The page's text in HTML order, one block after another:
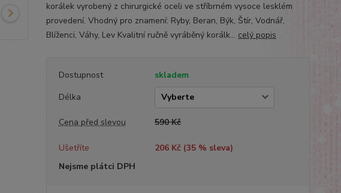
korálek vyrobený z chirurgické oceli ve stříbrném vysoce lesklém
provedení. Vhodný pro znamení: Ryby, Beran, Býk, Štír, Vodnář,
Blíženci, Váhy, Lev Kvalitní ručně vyráběný korálk... celý popis
Dostupnost
skladem
Délka
Cena před slevou 590 Kč
Ušetříte 206 Kč (35% sleva)
Nejsme plátci DPH